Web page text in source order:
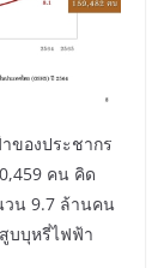
ของประชากร
คน คิด
วน 9.7 ล้านคน
บบุหรี่ไฟฟ้า